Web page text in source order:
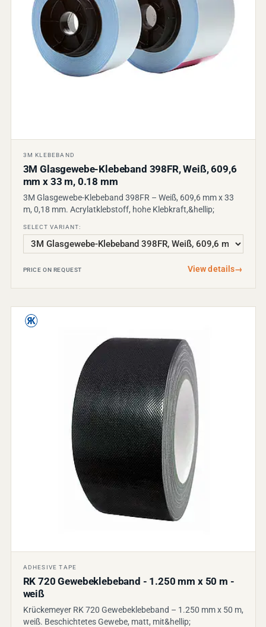
3M KLEBEBAND
3M Glasgewebe-Klebeband 398FR, Weiß, 609,6
mm x 33 m, 0.18 mm
3M Glasgewebe-Klebeband 398FR – Weiß, 609,6 mm x 33
m, 0,18 mm. Acrylatklebstoff, hohe Klebkraft,&hellip;
SELECT VARIANT:
PRICE ON REQUEST View details→
ADHESIVE TAPE
RK 720 Gewebeklebeband - 1.250 mm x 50 m -
weiß
Krückemeyer RK 720 Gewebeklebeband – 1.250 mm x 50 m,
weiß. Beschichtetes Gewebe, matt, mit&hellip;